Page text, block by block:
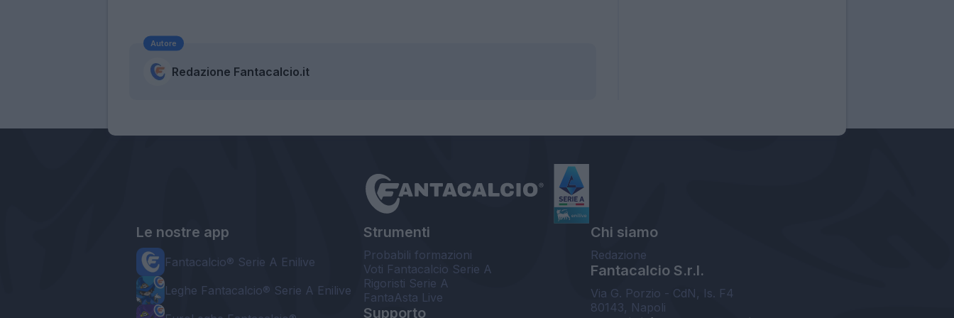
Autore
Redazione Fantacalcio.it
Le nostre app
Fantacalcio® Serie A Enilive
Leghe Fantacalcio® Serie A Enilive
Strumenti
Probabili formazioni
Voti Fantacalcio Serie A
Rigoristi Serie A
FantaAsta Live
Supporto
Chi siamo
Redazione
Fantacalcio S.r.l.
Via G. Porzio - CdN, Is. F4
80143, Napoli